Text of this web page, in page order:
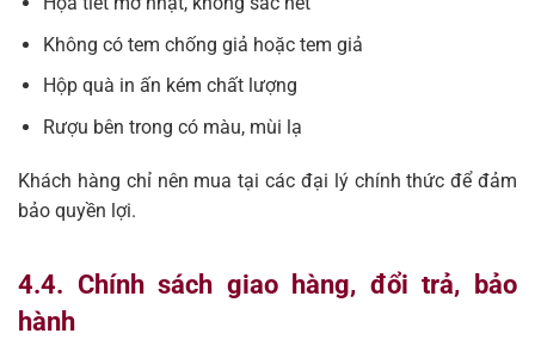
Không có tem chống giả hoặc tem giả
Hộp quà in ấn kém chất lượng
Rượu bên trong có màu, mùi lạ
Khách hàng chỉ nên mua tại các đại lý chính thức để đảm
bảo quyền lợi.
4.4. Chính sách giao hàng, đổi trả, bảo
hành